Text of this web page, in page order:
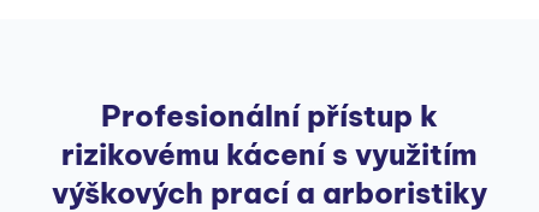
Profesionální přístup k
rizikovému kácení s využitím
výškových prací a arboristiky